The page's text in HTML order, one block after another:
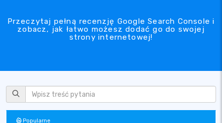
Przeczytaj pełną recenzję Google Search Console i
zobacz, jak łatwo możesz dodać go do swojej
strony internetowej!
Popularne